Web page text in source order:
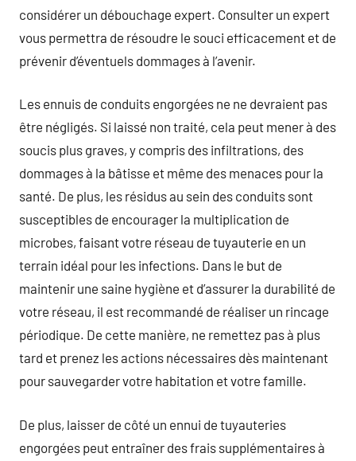
considérer un débouchage expert. Consulter un expert
vous permettra de résoudre le souci efficacement et de
prévenir d’éventuels dommages à l’avenir.
Les ennuis de conduits engorgées ne ne devraient pas
être négligés. Si laissé non traité, cela peut mener à des
soucis plus graves, y compris des infiltrations, des
dommages à la bâtisse et même des menaces pour la
santé. De plus, les résidus au sein des conduits sont
susceptibles de encourager la multiplication de
microbes, faisant votre réseau de tuyauterie en un
terrain idéal pour les infections. Dans le but de
maintenir une saine hygiène et d’assurer la durabilité de
votre réseau, il est recommandé de réaliser un rincage
périodique. De cette manière, ne remettez pas à plus
tard et prenez les actions nécessaires dès maintenant
pour sauvegarder votre habitation et votre famille.
De plus, laisser de côté un ennui de tuyauteries
engorgées peut entraîner des frais supplémentaires à